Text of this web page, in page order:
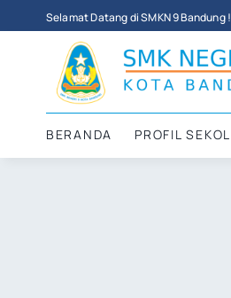
to
Selamat Datang di SMKN 9 Bandung
BERANDA PROFIL